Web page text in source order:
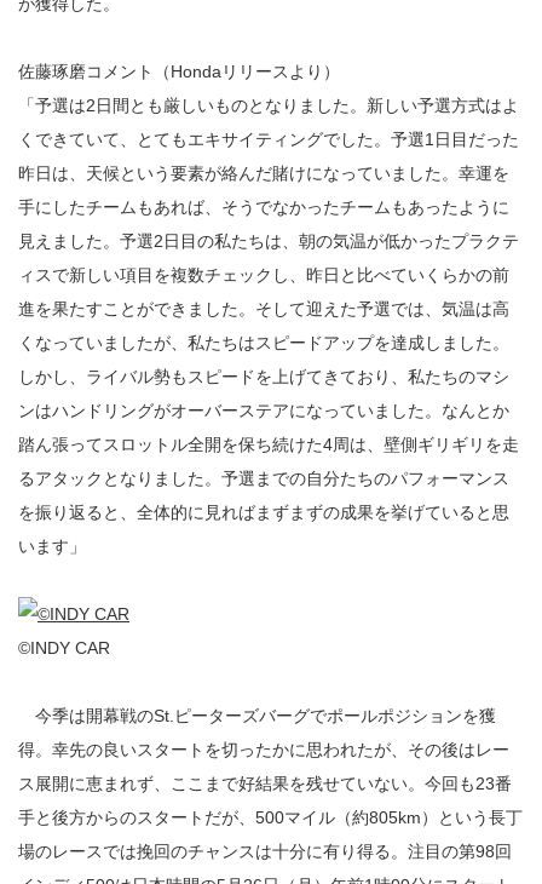
佐藤琢磨コメント（Hondaリリースより）
「予選は2日間とも厳しいものとなりました。新しい予選方式はよ
くできていて、とてもエキサイティングでした。予選1日目だった
昨日は、天候という要素が絡んだ賭けになっていました。幸運を
手にしたチームもあれば、そうでなかったチームもあったように
見えました。予選2日目の私たちは、朝の気温が低かったプラクテ
ィスで新しい項目を複数チェックし、昨日と比べていくらかの前
進を果たすことができました。そして迎えた予選では、気温は高
くなっていましたが、私たちはスピードアップを達成しました。
しかし、ライバル勢もスピードを上げてきており、私たちのマシ
ンはハンドリングがオーバーステアになっていました。なんとか
踏ん張ってスロットル全開を保ち続けた4周は、壁側ギリギリを走
るアタックとなりました。予選までの自分たちのパフォーマンス
を振り返ると、全体的に見ればまずまずの成果を挙げていると思
います」
©INDY CAR
今季は開幕戦のSt.ピーターズバーグでポールポジションを獲
得。幸先の良いスタートを切ったかに思われたが、その後はレー
ス展開に恵まれず、ここまで好結果を残せていない。今回も23番
手と後方からのスタートだが、500マイル（約805km）という長丁
場のレースでは挽回のチャンスは十分に有り得る。注目の第98回